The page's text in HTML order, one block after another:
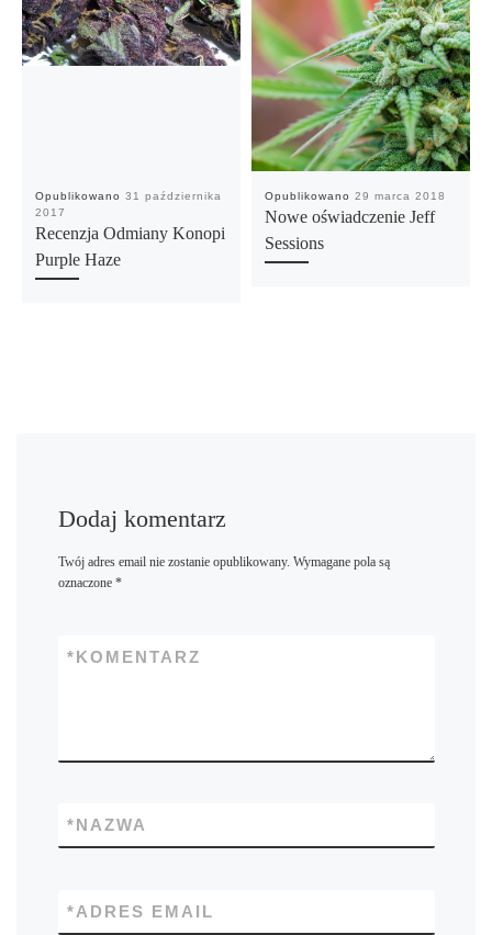
Opublikowano 31 października
2017
Recenzja Odmiany Konopi
Purple Haze
Opublikowano 29 marca 2018
Nowe oświadczenie Jeff
Sessions
Dodaj komentarz
Twój adres email nie zostanie opublikowany. Wymagane pola są
oznaczone *
KOMENTARZ
*
NAZWA
*
ADRES EMAIL
*